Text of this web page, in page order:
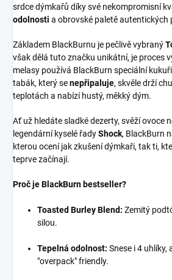
srdce dýmkařů díky své nekompromisní
odolnosti a obrovské paletě autentických
Základem BlackBurnu je pečlivě vybraný
však dělá tuto značku unikátní, je proces
melasy používá BlackBurn speciální
tabák, který senepřipaluje, skvěle drží
teplotách a nabízí hustý, měkký dým.
Ať už hledáte sladké dezerty, svěží ovoce
legendární kyselé řadyShock, BlackBurn
kterou ocení jak zkušení dýmkaři, tak ti,
teprve začínají.
Proč je BlackBurn bestseller?
Toasted Burley Blend: Zemitý
silou.
Tepelná odolnost: Snese i 4 uhlíky,
"overpack" friendly.